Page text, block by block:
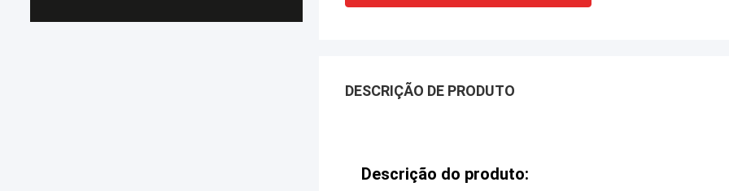
DESCRIÇÃO DE PRODUTO
Descrição do produto: